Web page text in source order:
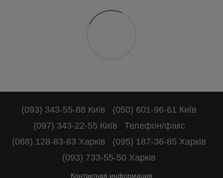
(093) 343-55-88 Київ
(050) 601-96-61 Київ
(097) 343-22-55 Київ
Телефон/факс
(068) 128-83-83 Харків
(095) 187-36-85 Харків
(093) 733-55-50 Харків
Контактная информация